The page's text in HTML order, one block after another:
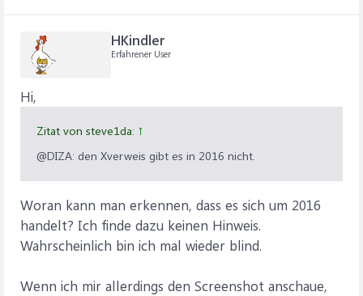
HKindler
Erfahrener User
Hi,
Zitat von steve1da: ↑
@DIZA: den Xverweis gibt es in 2016 nicht.
Woran kann man erkennen, dass es sich um 2016
handelt? Ich finde dazu keinen Hinweis.
Wahrscheinlich bin ich mal wieder blind.
Wenn ich mir allerdings den Screenshot anschaue,